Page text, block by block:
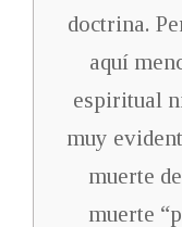
doctrina.
aquí
espiritual
muy
muerte
muerte